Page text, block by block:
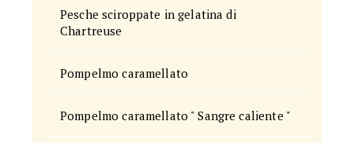
Pesche sciroppate in gelatina di
Chartreuse
Pompelmo caramellato
Pompelmo caramellato " Sangre caliente "